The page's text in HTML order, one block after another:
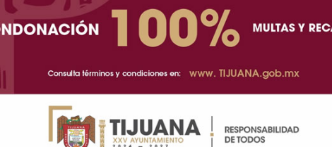
anteriormente, ya que señala que esta es la
que en redes publicó, comparte "con mucha
nueva temporada de dicho podcast.
arrancan este miércoles, en punto de las 6 de la
un periodista dentro".